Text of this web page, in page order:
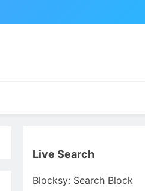
Live Search
Blocksy: Search Block